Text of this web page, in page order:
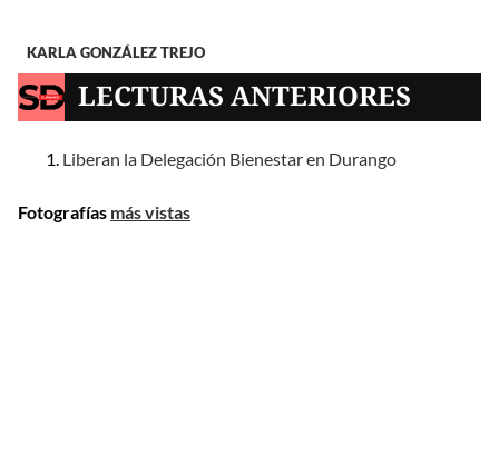
KARLA GONZÁLEZ TREJO
LECTURAS ANTERIORES
Liberan la Delegación Bienestar en Durango
Fotografías más vistas